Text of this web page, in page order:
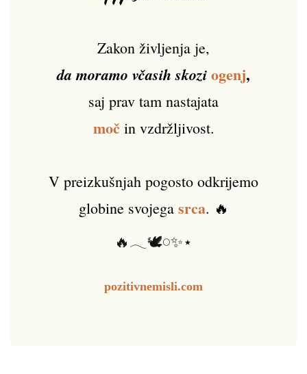
Zakon življenja je,
da moramo včasih skoziogenj,
saj prav tam nastajata
močin vzdržljivost.
V preizkušnjah pogosto odkrijemo
globine svojega srca. 🔥
🔥𓂃🕊️𓏸✨⋆
pozitivnemisli.com